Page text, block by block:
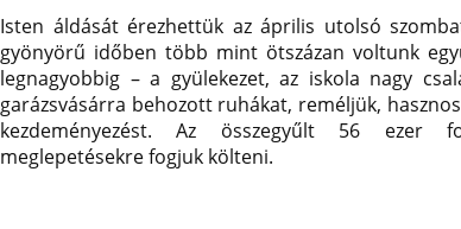
Isten áldását érezhettük az április utolsó
gyönyörű időben több mint ötszázan voltunk
legnagyobbig – a gyülekezet, az iskola nagy
garázsvásárra behozott ruhákat, reméljük,
kezdeményezést. Az összegyűlt 56 ezer
meglepetésekre fogjuk költeni.